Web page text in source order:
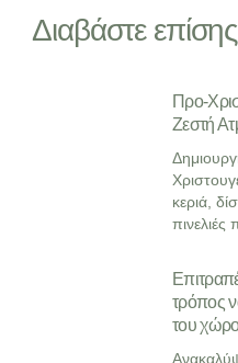
Διαβάστε επίσης
Προ-
Ζεστή
κεριά,
τρόπος
του